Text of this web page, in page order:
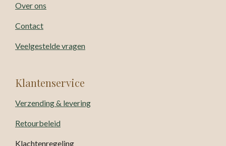
Over ons
Contact
Veelgestelde vragen
Klantenservice
Verzending & levering
Retourbeleid
Klachtenregeling